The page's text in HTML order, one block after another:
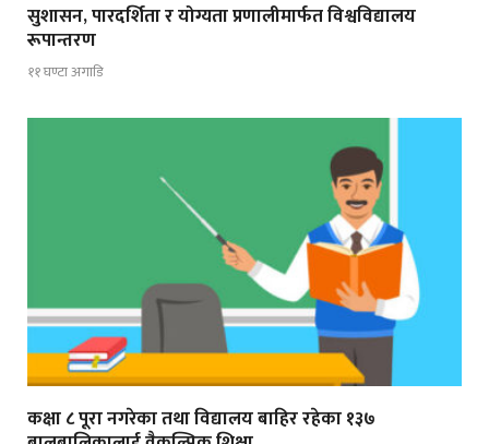
सुशासन, पारदर्शिता र योग्यता प्रणालीमार्फत विश्वविद्यालय
रूपान्तरण
११ घण्टा अगाडि
कक्षा ८ पूरा नगरेका तथा विद्यालय बाहिर रहेका १३७